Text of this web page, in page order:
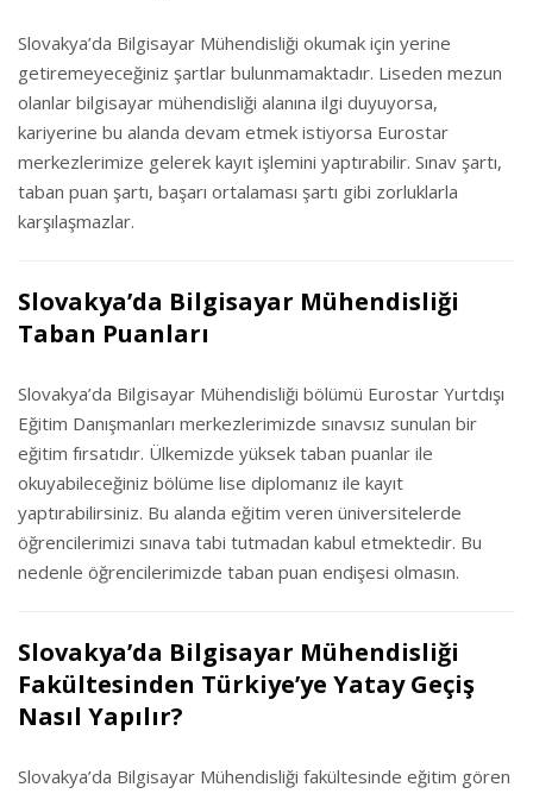
Slovakya’da Bilgisayar Mühendisliği okumak için yerine
getiremeyeceğiniz şartlar bulunmamaktadır. Liseden mezun
olanlar bilgisayar mühendisliği alanına ilgi duyuyorsa,
kariyerine bu alanda devam etmek istiyorsa Eurostar
merkezlerimize gelerek kayıt işlemini yaptırabilir. Sınav şartı,
taban puan şartı, başarı ortalaması şartı gibi zorluklarla
karşılaşmazlar.
Slovakya’da Bilgisayar Mühendisliği
Taban Puanları
Slovakya’da Bilgisayar Mühendisliği bölümü Eurostar Yurtdışı
Eğitim Danışmanları merkezlerimizde sınavsız sunulan bir
eğitim fırsatıdır. Ülkemizde yüksek taban puanlar ile
okuyabileceğiniz bölüme lise diplomanız ile kayıt
yaptırabilirsiniz. Bu alanda eğitim veren üniversitelerde
öğrencilerimizi sınava tabi tutmadan kabul etmektedir. Bu
nedenle öğrencilerimizde taban puan endişesi olmasın.
Slovakya’da Bilgisayar Mühendisliği
Fakültesinden Türkiye’ye Yatay Geçiş
Nasıl Yapılır?
Slovakya’da Bilgisayar Mühendisliği fakültesinde eğitim gören